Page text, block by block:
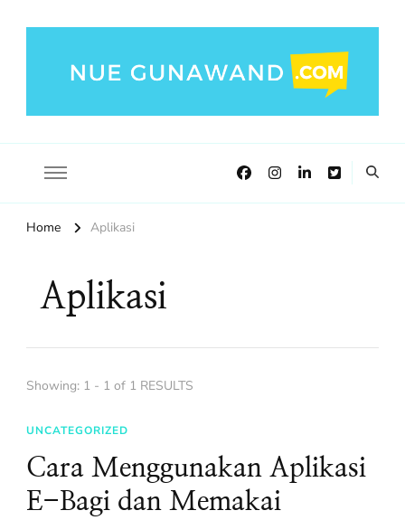
Home Aplikasi
Aplikasi
Showing: 1 - 1 of 1 RESULTS
UNCATEGORIZED
Cara Menggunakan Aplikasi
E-Bagi dan Memakai